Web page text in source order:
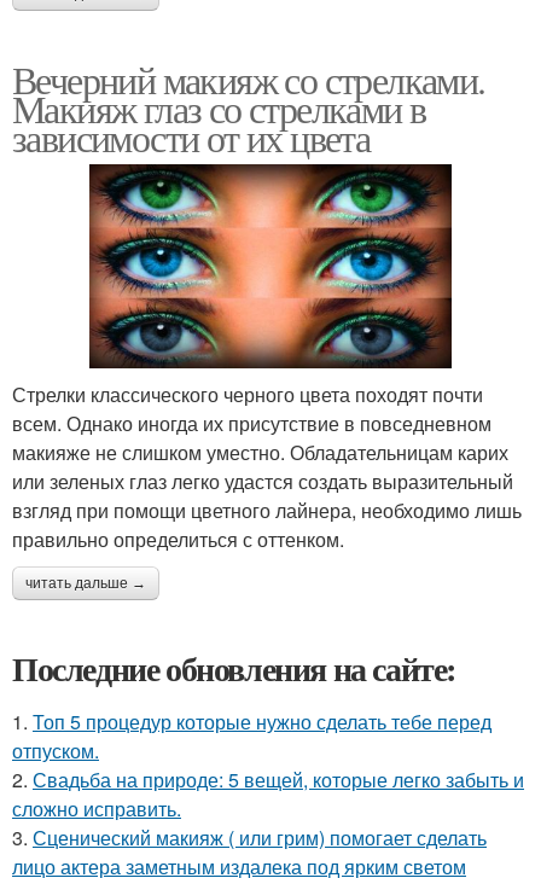
Вечерний макияж со стрелками.
Макияж глаз со стрелками в
зависимости от их цвета
Стрелки классического черного цвета походят почти
всем. Однако иногда их присутствие в повседневном
макияже не слишком уместно. Обладательницам карих
или зеленых глаз легко удастся создать выразительный
взгляд при помощи цветного лайнера, необходимо лишь
правильно определиться с оттенком.
читать дальше →
Последние обновления на сайте:
1. Топ 5 процедур которые нужно сделать тебе перед
отпуском.
2. Свадьба на природе: 5 вещей, которые легко забыть и
сложно исправить.
3. Сценический макияж ( или грим) помогает сделать
лицо актера заметным издалека под ярким светом